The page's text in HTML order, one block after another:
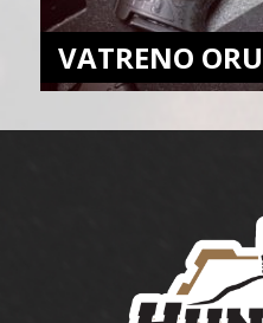
VATRENO